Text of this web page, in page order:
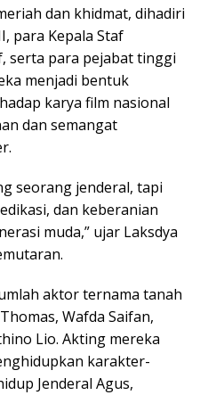
dan khidmat, dihadiri
para Kepala Staf
serta para pejabat tinggi
menjadi bentuk
karya film nasional
dan semangat
seorang jenderal, tapi
dan keberanian
muda,” ujar Laksdya
aktor ternama tanah
Wafda Saifan,
Lio. Akting mereka
karakter-
Jenderal Agus,